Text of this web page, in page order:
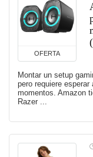
OFERTA
Montar un setup
pero requiere
momentos. Amazon
Razer ...